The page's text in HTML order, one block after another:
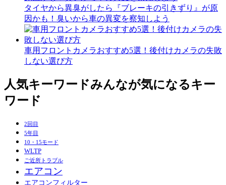
タイヤから異臭がしたら『ブレーキの引きずり』が原
因かも！臭いから車の異変を察知しよう
車用フロントカメラおすすめ5選！後付けカメラの失敗
しない選び方
人気キーワードみんなが気になるキー
ワード
2回目
5年目
10・15モード
WLTP
ご近所トラブル
エアコン
エアコンフィルター